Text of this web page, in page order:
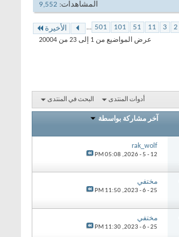
المشاهدات: 9,552
2
3
11
51
101
501
... الأخيرة
عرض المواضيع من 1 إلى 23 من 20004
أدوات المنتدى البحث في المنتدى
آخر مشاركة بواسطة
rak_wolf
12 - 5 - 2026,
05:08 PM
مختفي
25 - 6 - 2023,
11:50 PM
مختفي
25 - 6 - 2023,
11:30 PM